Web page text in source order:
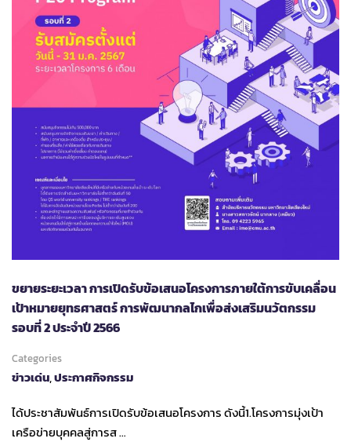
MAKING
SEMINAR
2026
FOR
ASIA,
MIDDLE
EAST
AND
THE
👩🏻‍💻
ขยายระยะเวลา การเปิดรับข้อเสนอโครงการภายใต้การขับเคลื่อน
เป้าหมายยุทธศาสตร์ การพัฒนากลไกเพื่อส่งเสริมนวัตกรรม
รอบที่ 2 ประจำปี 2566
Categories
ข่าวเด่น,ประกาศกิจกรรม
ได้ประชาสัมพันธ์การเปิดรับข้อเสนอโครงการ ดังนี้1.โครงการมุ่งเป้า
เครือข่ายบุคคลสู่การส …